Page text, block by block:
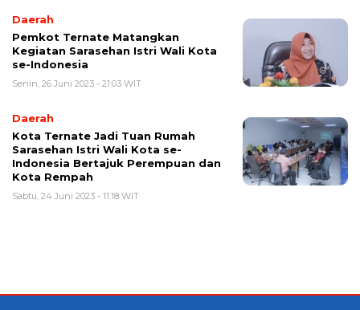
Daerah
Pemkot Ternate Matangkan
Kegiatan Sarasehan Istri Wali Kota
se-Indonesia
Senin, 26 Juni 2023 - 21:03 WIT
Daerah
Kota Ternate Jadi Tuan Rumah
Sarasehan Istri Wali Kota se-
Indonesia Bertajuk Perempuan dan
Kota Rempah
Sabtu, 24 Juni 2023 - 11:18 WIT